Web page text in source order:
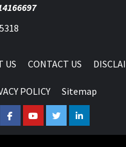
US CONTACT US
POLICY Sitemap
FacebookYoutubeTwitterLinkedin